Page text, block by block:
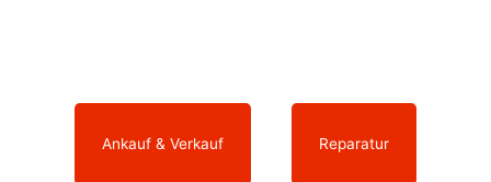
Ankauf & Verkauf Reparatur